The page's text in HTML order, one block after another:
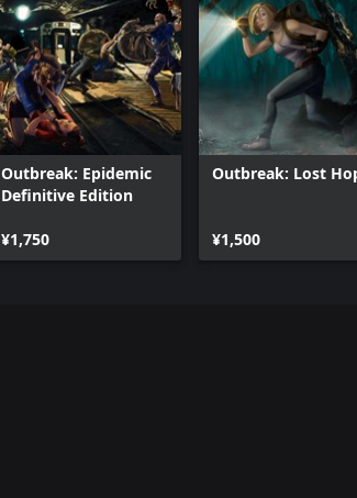
Outbreak: Epidemic
Definitive Edition
¥1,750
Outbreak: Lost
¥1,500